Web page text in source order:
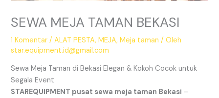
SEWA MEJA TAMAN BEKASI
1 Komentar /ALAT PESTA,MEJA,Meja taman / Oleh
star.equipment.id@gmail.com
Sewa Meja Taman di Bekasi Elegan & Kokoh Cocok untuk
Segala Event
STAREQUIPMENT pusat sewa meja taman Bekasi –